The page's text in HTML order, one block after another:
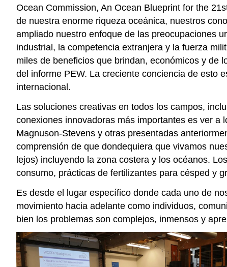
Ocean Commission, An Ocean Blueprint for the
de nuestra enorme riqueza oceánica, nuestros
ampliado nuestro enfoque de las preocupaciones
industrial, la competencia extranjera y la fuerza
miles de beneficios que brindan, económicos y de
del informe PEW. La creciente conciencia de esto
internacional.
Las soluciones creativas en todos los campos,
conexiones innovadoras más importantes es ver a
Magnuson-Stevens y otras presentadas
comprensión de que dondequiera que vivamos
lejos) incluyendo la zona costera y los océanos.
consumo, prácticas de fertilizantes para césped y
Es desde el lugar específico donde cada uno de
movimiento hacia adelante como individuos,
bien los problemas son complejos, inmensos y